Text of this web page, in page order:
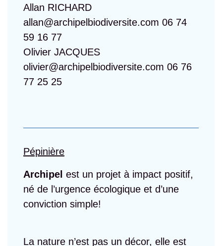
Allan RICHARD
allan@archipelbiodiversite.com 06 74
59 16 77
Olivier JACQUES
olivier@archipelbiodiversite.com 06 76
77 25 25
Pépinière
Archipel est un projet à impact positif,
né de l’urgence écologique et d’une
conviction simple!
La nature n’est pas un décor, elle est